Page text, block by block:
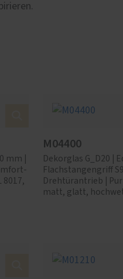
mm |
M04400
Dekorglas G_D20 |
Flachstangengriff
Drehtürantrieb |
matt, glatt,